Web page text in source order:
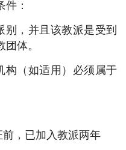
：
，并且该教派是受到
体。
构（如适用）必须属于
，已加入教派两年